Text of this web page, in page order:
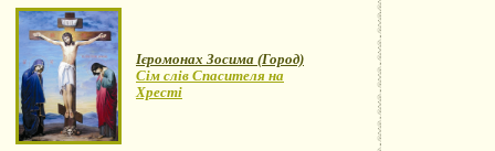
Ієромонах Зосима (Город)
Сім слів Спасителя на
Хресті